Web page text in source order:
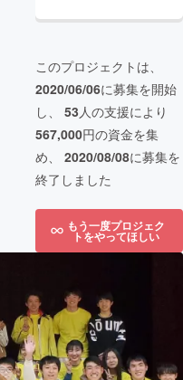
このプロジェクトは、
2020/06/06に募集を開始
し、 53人の支援により
567,000円の資金を集
め、 2020/08/08に募集を
終了しました
もう一度プロジェク
トをやってほしい